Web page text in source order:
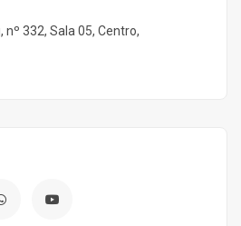
332, Sala 05, Centro,